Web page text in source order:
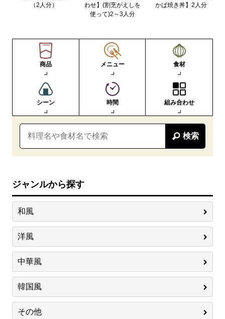
（2人分）
わせ】(割烹がえしを
使って)2～3人分
かば焼き丼】2人分
商品 メニュー 食材
シーン 時間 組み合わせ
検索
ジャンルから探す
和風
洋風
中華風
韓国風
その他